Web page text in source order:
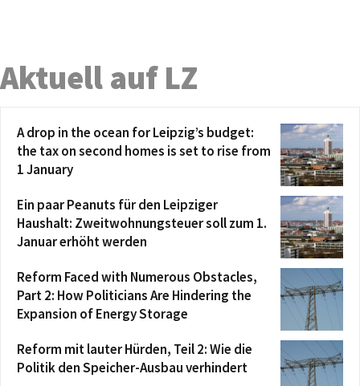
Aktuell auf LZ
A drop in the ocean for Leipzig’s budget:
the tax on second homes is set to rise from
1 January
Ein paar Peanuts für den Leipziger
Haushalt: Zweitwohnungsteuer soll zum 1.
Januar erhöht werden
Reform Faced with Numerous Obstacles,
Part 2: How Politicians Are Hindering the
Expansion of Energy Storage
Reform mit lauter Hürden, Teil 2: Wie die
Politik den Speicher-Ausbau verhindert